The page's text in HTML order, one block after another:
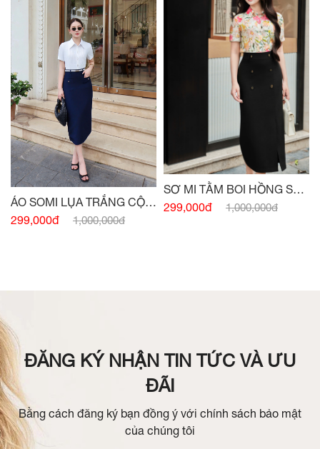
ÁO SOMI LỤA TRẮNG CỘC
TAY BẤU MÍ THÂN
299,000đ 1,000,000đ
SƠ MI TẰM BOI HỒNG SEN
SIÊU NHẸ
299,000đ 1,000,000đ
ĐĂNG KÝ NHẬN TIN TỨC VÀ ƯU
ĐÃI
Bằng cách đăng ký bạn đồng ý với chính sách bảo mật
của chúng tôi